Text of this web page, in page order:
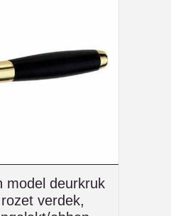
model deurkruk
verdek,